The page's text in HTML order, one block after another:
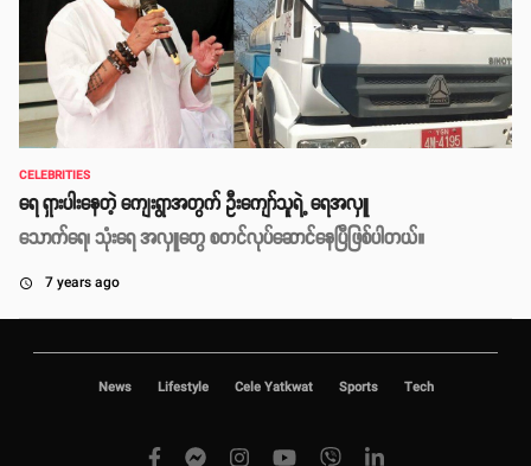
CELEBRITIES
ရေ ရှားပါးနေတဲ့ ကျေးရွာအတွက် ဦးကျော်သူရဲ့ ရေအလှူ
သောက်ရေ၊ သုံးရေ အလှူတွေ စတင်လုပ်ဆောင်နေပြီဖြစ်ပါတယ်။
access_time 7 years ago
News Lifestyle Cele Yatkwat Sports Tech